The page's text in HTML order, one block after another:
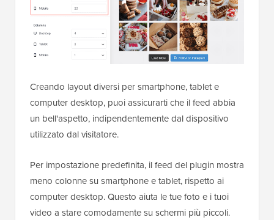
Creando layout diversi per smartphone, tablet e
computer desktop, puoi assicurarti che il feed abbia
un bell'aspetto, indipendentemente dal dispositivo
utilizzato dal visitatore.
Per impostazione predefinita, il feed del plugin mostra
meno colonne su smartphone e tablet, rispetto ai
computer desktop. Questo aiuta le tue foto e i tuoi
video a stare comodamente su schermi più piccoli.